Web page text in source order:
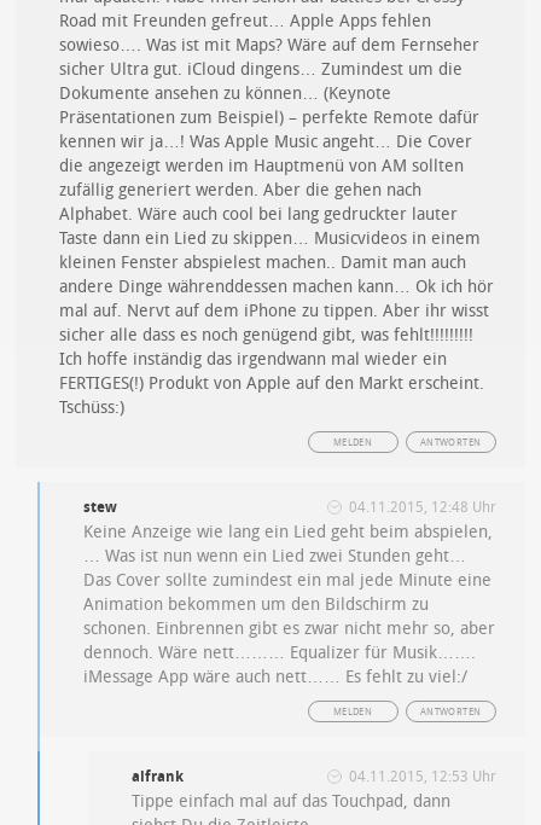
Road mit Freunden gefreut… Apple Apps fehlen
sowieso…. Was ist mit Maps? Wäre auf dem Fernseher
sicher Ultra gut. iCloud dingens… Zumindest um die
Dokumente ansehen zu können… (Keynote
Präsentationen zum Beispiel) – perfekte Remote dafür
kennen wir ja…! Was Apple Music angeht… Die Cover
die angezeigt werden im Hauptmenü von AM sollten
zufällig generiert werden. Aber die gehen nach
Alphabet. Wäre auch cool bei lang gedruckter lauter
Taste dann ein Lied zu skippen… Musicvideos in einem
kleinen Fenster abspielest machen.. Damit man auch
andere Dinge währenddessen machen kann… Ok ich hör
mal auf. Nervt auf dem iPhone zu tippen. Aber ihr wisst
sicher alle dass es noch genügend gibt, was fehlt!!!!!!!!!
Ich hoffe inständig das irgendwann mal wieder ein
FERTIGES(!) Produkt von Apple auf den Markt erscheint.
Tschüss:)
ANTWORTEN
MELDEN
stew 04.11.2015, 12:48 Uhr
Keine Anzeige wie lang ein Lied geht beim abspielen,
… Was ist nun wenn ein Lied zwei Stunden geht…
Das Cover sollte zumindest ein mal jede Minute eine
Animation bekommen um den Bildschirm zu
schonen. Einbrennen gibt es zwar nicht mehr so, aber
dennoch. Wäre nett……… Equalizer für Musik…….
iMessage App wäre auch nett…… Es fehlt zu viel:/
ANTWORTEN
MELDEN
alfrank 04.11.2015, 12:53 Uhr
Tippe einfach mal auf das Touchpad, dann